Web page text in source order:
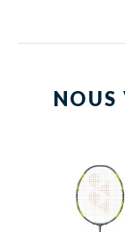
NOUS